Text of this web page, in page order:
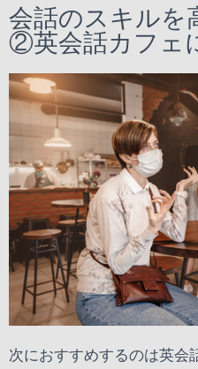
会話のスキルを
②英会話カフェ
次におすすめするのは英会